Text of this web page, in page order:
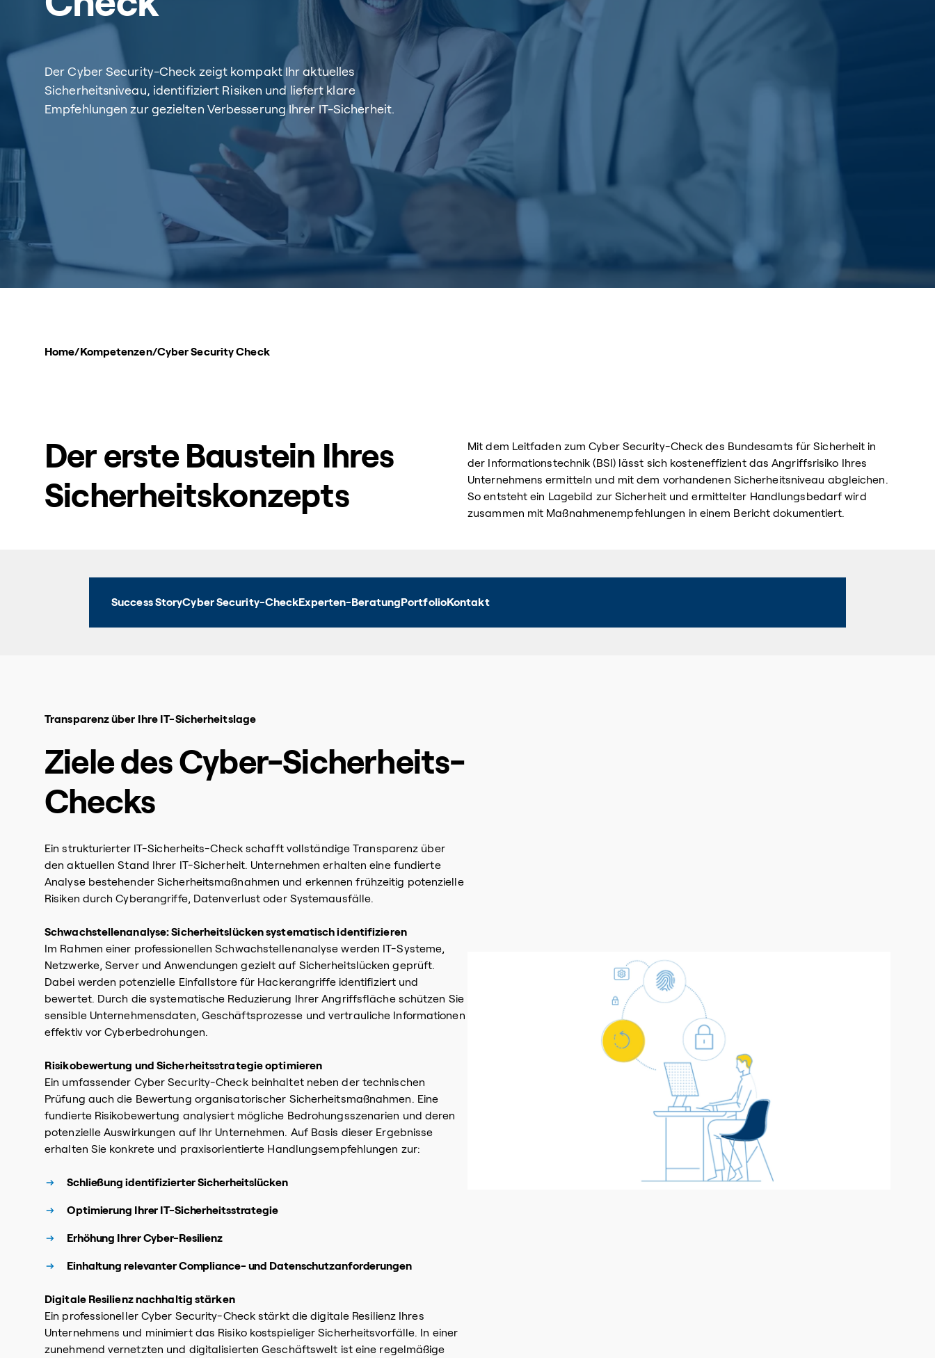
Der Cyber Security-Check zeigt kompakt Ihr aktuelles
Sicherheitsniveau, identifiziert Risiken und liefert klare
Empfehlungen zur gezielten Verbesserung Ihrer IT-Sicherheit.
Home/Kompetenzen/Cyber Security Check
Der erste Baustein Ihres
Sicherheitskonzepts
Mit dem Leitfaden zum Cyber Security-Check des Bundesamts für Sicherheit in
der Informationstechnik (BSI) lässt sich kosteneffizient das Angriffsrisiko Ihres
Unternehmens ermitteln und mit dem vorhandenen Sicherheitsniveau abgleichen.
So entsteht ein Lagebild zur Sicherheit und ermittelter Handlungsbedarf wird
zusammen mit Maßnahmenempfehlungen in einem Bericht dokumentiert.
Success StoryCyber Security-CheckExperten-BeratungPortfolioKontakt
Transparenz über Ihre IT-Sicherheitslage
Ziele des Cyber-Sicherheits-
Checks
Ein strukturierter IT-Sicherheits-Check schafft vollständige Transparenz über
den aktuellen Stand Ihrer IT-Sicherheit. Unternehmen erhalten eine fundierte
Analyse bestehender Sicherheitsmaßnahmen und erkennen frühzeitig potenzielle
Risiken durch Cyberangriffe, Datenverlust oder Systemausfälle.
Schwachstellenanalyse: Sicherheitslücken systematisch identifizieren
Im Rahmen einer professionellen Schwachstellenanalyse werden IT-Systeme,
Netzwerke, Server und Anwendungen gezielt auf Sicherheitslücken geprüft.
Dabei werden potenzielle Einfallstore für Hackerangriffe identifiziert und
bewertet. Durch die systematische Reduzierung Ihrer Angriffsfläche schützen Sie
sensible Unternehmensdaten, Geschäftsprozesse und vertrauliche Informationen
effektiv vor Cyberbedrohungen.
Risikobewertung und Sicherheitsstrategie optimieren
Ein umfassender Cyber Security-Check beinhaltet neben der technischen
Prüfung auch die Bewertung organisatorischer Sicherheitsmaßnahmen. Eine
fundierte Risikobewertung analysiert mögliche Bedrohungsszenarien und deren
potenzielle Auswirkungen auf Ihr Unternehmen. Auf Basis dieser Ergebnisse
erhalten Sie konkrete und praxisorientierte Handlungsempfehlungen zur:
Schließung identifizierter Sicherheitslücken
Optimierung Ihrer IT-Sicherheitsstrategie
Erhöhung Ihrer Cyber-Resilienz
Einhaltung relevanter Compliance- und Datenschutzanforderungen
Digitale Resilienz nachhaltig stärken
Ein professioneller Cyber Security-Check stärkt die digitale Resilienz Ihres
Unternehmens und minimiert das Risiko kostspieliger Sicherheitsvorfälle. In einer
zunehmend vernetzten und digitalisierten Geschäftswelt ist eine regelmäßige